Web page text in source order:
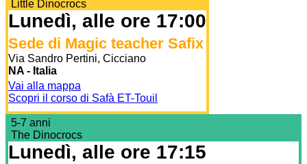
Little Dinocrocs
Lunedì, alle ore 17:00
Sede di Magic teacher Safix
Via Sandro Pertini, Cicciano
NA - Italia
Vai alla mappa
Scopri il corso di Safà ET-Touil
5-7 anni
The Dinocrocs
Lunedì, alle ore 17:15